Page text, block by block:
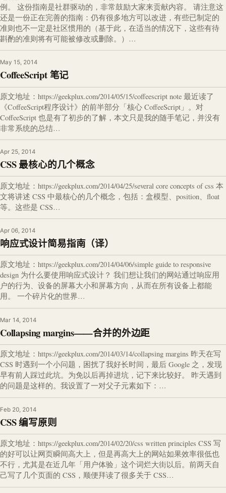
例。 这份指南是社群驱动的，非常鼓励大家来贡献内容。 请注意这
还是一份正在完善的指南：仍有很多地方可以改进，有些已制定的
准则也不一定是社区惯用的（基于此，在适当的情况下，这些有待
斟酌的准则将有可能被修改或删除。）…
CoffeeScript 笔记
May 15, 2014
原文地址：https://geekplux.com/2014/05/15/coffeescript note 最近读了
《CoffeeScript程序设计》的前半部分「核心 CoffeeScript」。对
CoffeeScript 也是有了初步的了解，本文只是我的随手笔记，并没有
非常系统的总结…
CSS 最核心的几个概念
Apr 25, 2014
原文地址：https://geekplux.com/2014/04/25/several core concepts of css 本
文将讲述 CSS 中最核心的几个概念，包括：盒模型、position、float
等。这些是 CSS…
响应式设计简易指南（译）
Apr 06, 2014
原文地址：https://geekplux.com/2014/04/06/simple guide to responsive
design 为什么要使用响应式设计？ 我们想让我们的网站通过响应用
户的行为、设备的屏幕大小和屏幕方向，从而在所有设备上都能
用。 一个碎片化的世界…
Collapsing margins——合并的外边距
Mar 14, 2014
原文地址：https://geekplux.com/2014/03/14/collapsing margins 昨天在写
CSS 时遇到一个小问题，困扰了我好长时间，最后 Google 之，发现
早有前人踩过此坑。为免以后再掉进坑，记下来比较好。 昨天遇到
的问题是这样的。我设置了一对父子元素如下：…
CSS 编写原则
Feb 20, 2014
原文地址：https://geekplux.com/2014/02/20/css written principles CSS 写
的好可以让网页瞬间高大上，但是再高大上的网站如果效率很低也
不行，尤其是在近几年「用户体验」这个词烂大街以后。前两天自
己写了几个页面的 CSS，顺便拜读了很多关于 CSS…